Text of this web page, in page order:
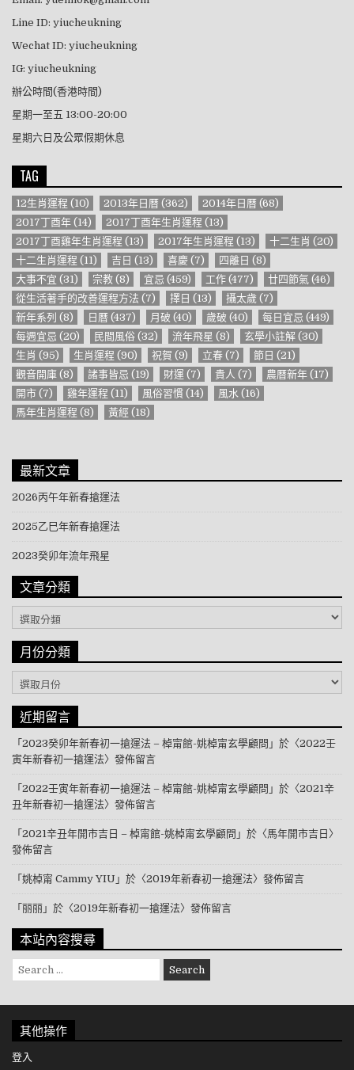
Line ID: yiucheukning
Wechat ID: yiucheukning
IG: yiucheukning
辦公時間(香港時間)
星期一至五 13:00-20:00
星期六日及公眾假期休息
TAG
12生肖運程 (10) 2013年日曆 (362) 2014年日曆 (68)
2017丁酉年 (14) 2017丁酉年生肖運程 (13)
2017丁酉雞年生肖運程 (13) 2017年生肖運程 (13) 十二生肖 (20)
十二生肖運程 (11) 吉日 (13) 喜慶 (7) 四離日 (8)
大事不宜 (31) 宗教 (8) 宜忌 (459) 工作 (477) 廿四節氣 (46)
從生活著手的改善運程方法 (7) 擇日 (13) 攝太歲 (7)
新年系列 (8) 日曆 (437) 月破 (40) 歲破 (40) 每日宜忌 (449)
每週宜忌 (20) 民間風俗 (32) 流年飛星 (8) 玄學小註解 (30)
生肖 (95) 生肖運程 (90) 祝賀 (9) 立春 (7) 節日 (21)
觀音開庫 (8) 諸事皆忌 (19) 財運 (7) 貴人 (7) 農曆新年 (17)
開市 (7) 雞年運程 (11) 風俗習慣 (14) 風水 (16)
馬年生肖運程 (8) 黃經 (18)
最新文章
2026丙午年新春搶運法
2025乙巳年新春搶運法
2023癸卯年流年飛星
文章分類
文章分類
月份分類
月份分類
近期留言
「2023癸卯年新春初一搶運法 – 棹甯館-姚棹甯玄學顧問 」於〈2022壬
寅年新春初一搶運法〉發佈留言
「2022壬寅年新春初一搶運法 – 棹甯館-姚棹甯玄學顧問 」於〈2021辛
丑年新春初一搶運法〉發佈留言
「2021辛丑年開市吉日 – 棹甯館-姚棹甯玄學顧問 」於〈馬年開市吉日 〉
發佈留言
「姚棹甯 Cammy YIU 」於〈2019年新春初一搶運法〉發佈留言
「丽丽 」於〈2019年新春初一搶運法〉發佈留言
本站內容搜尋
Search for:
其他操作
登入